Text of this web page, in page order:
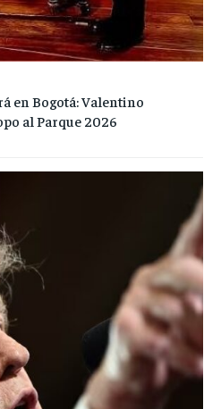
en Bogotá: Valentino
al Parque 2026